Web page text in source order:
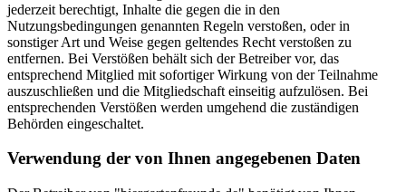
jederzeit berechtigt, Inhalte die gegen die in den
Nutzungsbedingungen genannten Regeln verstoßen, oder in
sonstiger Art und Weise gegen geltendes Recht verstoßen zu
entfernen. Bei Verstößen behält sich der Betreiber vor, das
entsprechend Mitglied mit sofortiger Wirkung von der Teilnahme
auszuschließen und die Mitgliedschaft einseitig aufzulösen. Bei
entsprechenden Verstößen werden umgehend die zuständigen
Behörden eingeschaltet.
Verwendung der von Ihnen angegebenen Daten